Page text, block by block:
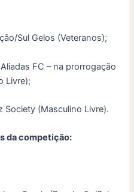
Sul Gelos (Veteranos);
FC – na prorrogação
Livre);
Society (Masculino Livre).
da competição: